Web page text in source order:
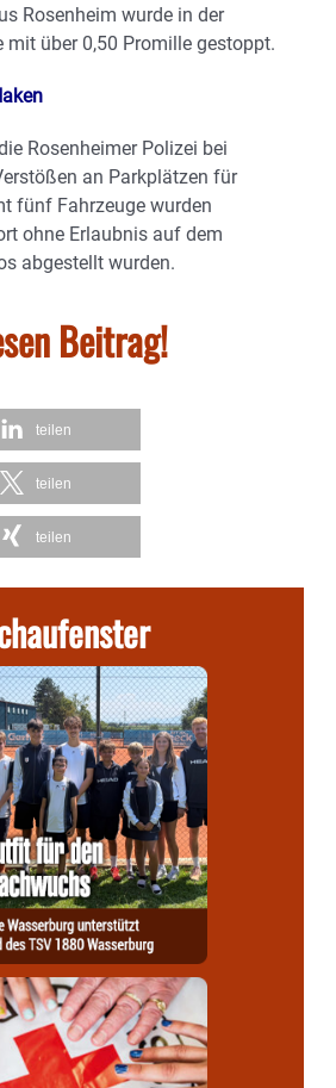
Rosenheim wurde in der
mit über 0,50 Promille gestoppt.
Rosenheimer Polizei bei
an Parkplätzen für
fünf Fahrzeuge wurden
ohne Erlaubnis auf dem
abgestellt wurden.
Beitrag!
teilen
teilen
teilen